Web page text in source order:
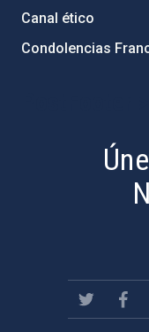
Canal ético
Condolencias